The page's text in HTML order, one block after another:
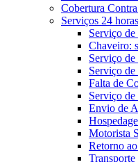
Cobertura
Serviços 24 horas
Serviço
Chaveiro:
Serviço
Serviço de
Falta de
Serviço
Envio de
Motorista
Retorno